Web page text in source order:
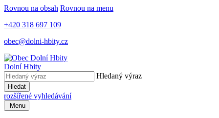
Rovnou na obsah Rovnou na menu
+420 318 697 109
obec@dolni-hbity.cz
Dolní Hbity
Hledaný výraz
Hledat
rozšířené vyhledávání
Menu